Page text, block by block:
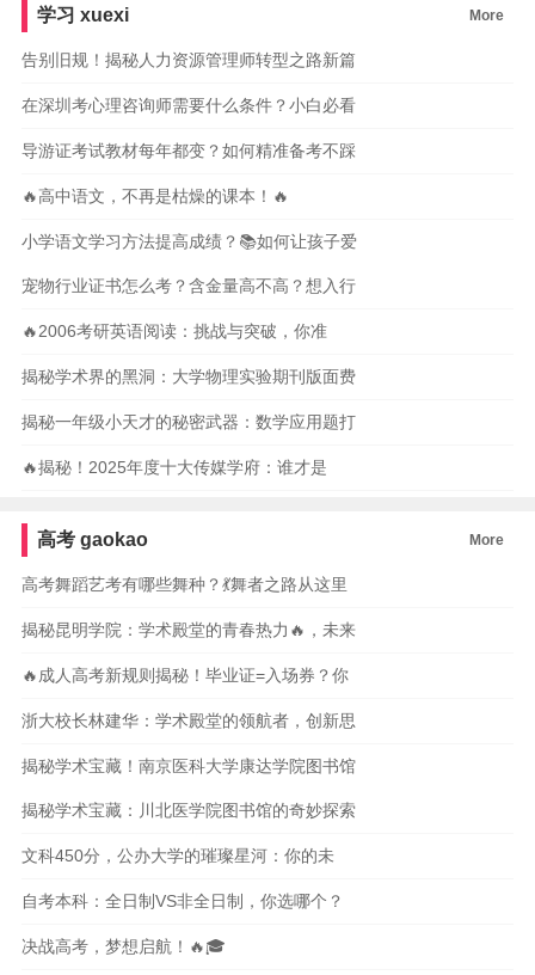
学习 xuexi More
告别旧规！揭秘人力资源管理师转型之路新篇
在深圳考心理咨询师需要什么条件？小白必看
导游证考试教材每年都变？如何精准备考不踩
🔥高中语文，不再是枯燥的课本！🔥
小学语文学习方法提高成绩？📚如何让孩子爱
宠物行业证书怎么考？含金量高不高？想入行
🔥2006考研英语阅读：挑战与突破，你准
揭秘学术界的黑洞：大学物理实验期刊版面费
揭秘一年级小天才的秘密武器：数学应用题打
🔥揭秘！2025年度十大传媒学府：谁才是
高考 gaokao More
高考舞蹈艺考有哪些舞种？💃舞者之路从这里
揭秘昆明学院：学术殿堂的青春热力🔥，未来
🔥成人高考新规则揭秘！毕业证=入场券？你
浙大校长林建华：学术殿堂的领航者，创新思
揭秘学术宝藏！南京医科大学康达学院图书馆
揭秘学术宝藏：川北医学院图书馆的奇妙探索
文科450分，公办大学的璀璨星河：你的未
自考本科：全日制VS非全日制，你选哪个？
决战高考，梦想启航！🔥🎓